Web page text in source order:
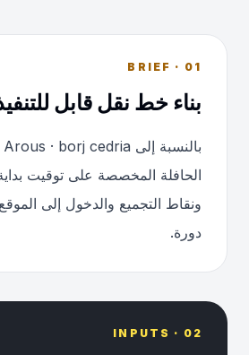
01 · BRIEF
بناء خط نقل قابل
الحافلة المخصصة على توقيت
ونقاط التجميع والدخول إلى
دورة.
02 · INPUTS